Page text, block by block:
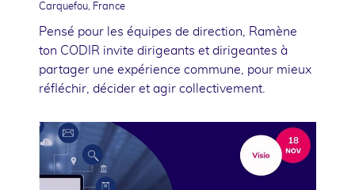
Carquefou, France
Pensé pour les équipes de direction, Ramène
ton CODIR invite dirigeants et dirigeantes à
partager une expérience commune, pour mieux
réfléchir, décider et agir collectivement.